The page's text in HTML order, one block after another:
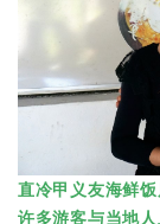
直冷甲义友海鲜
许多游客与当地人